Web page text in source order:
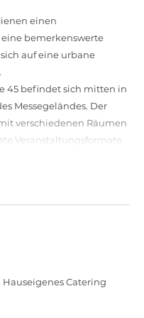
einen
bemerkenswerte
auf eine urbane
45 befindet sich mitten in
Messegeländes. Der
verschiedenen Räumen
Veranstaltungsformate.
Messe ganzjährig
Platz und eignet sich
PR & Marketing
und Filmevents.
die für lichtdurchflutete
Hauseigenes Catering